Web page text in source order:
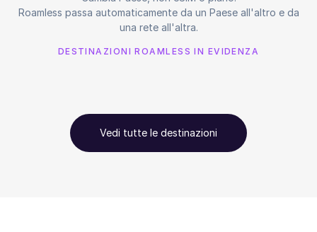
Roamless passa automaticamente da un Paese all'altro e da
una rete all'altra.
DESTINAZIONI ROAMLESS IN EVIDENZA
Vedi tutte le destinazioni